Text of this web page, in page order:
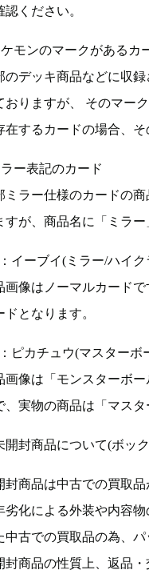
認ください。
モンのマークがあるカ
のデッキ商品などに収
おりますが、 そのマー
在するカードの場合、
ー表記のカード
ミラー仕様のカードの
すが、商品名に「ミラ
イーブイ(ミラー/ハイク
画像はノーマルカード
ドとなります。
ピカチュウ(マスターボ
画像は「モンスターボ
、実物の商品は「マスタ
開封商品について(ボッ
封商品は中古での買取品
劣化による外装や内容
中古での買取品の為、
封商品の性質上、返品・